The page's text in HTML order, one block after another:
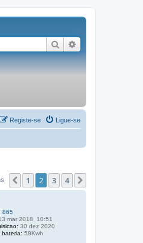
Pesquisar
Ligue-se
Registe-se
Anterior
1 2 3 4
865
mar 2018, 10:51
30 dez 2020
bateria: 58Kwh